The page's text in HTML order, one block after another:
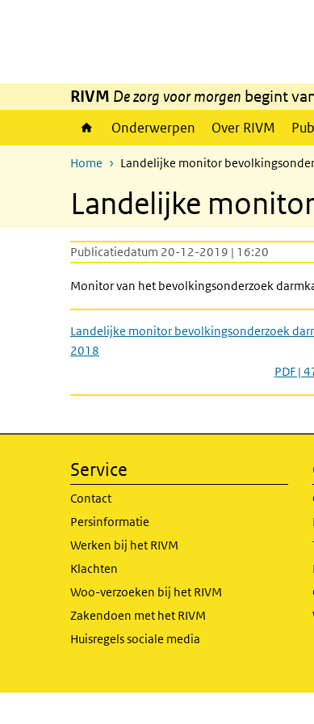
RIVM De zorg voor morgen begint
Onderwerpen Over RIVM
Home Landelijke monitor
Landelijke
Publicatiedatum 20-12-2019 | 16:20
Monitor van het bevolkingsonderzoek
Landelijke monitor bevolkingsonderzoek
2018
PDF |
Service
Contact
Persinformatie
Werken bij het RIVM
Klachten
Woo-verzoeken bij het RIVM
Zakendoen met het RIVM
Huisregels sociale media